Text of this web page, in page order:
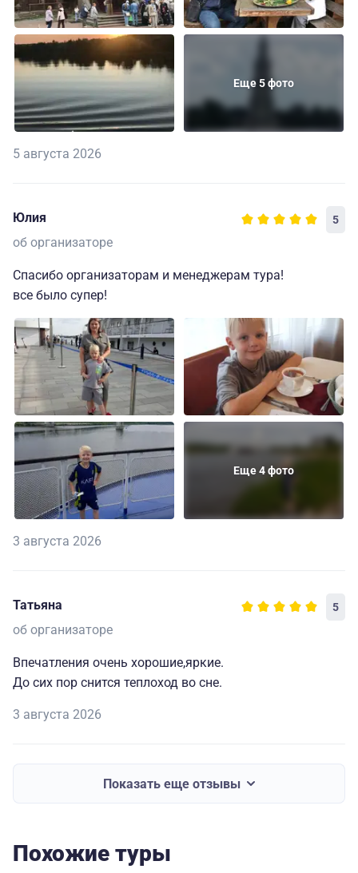
Еще 5 фото
5 августа 2026
Юлия 5
об организаторе
Спасибо организаторам и менеджерам тура!
все было супер!
Еще 4 фото
3 августа 2026
Татьяна 5
об организаторе
Впечатления очень хорошие,яркие.
До сих пор снится теплоход во сне.
3 августа 2026
Показать еще отзывы
Похожие туры